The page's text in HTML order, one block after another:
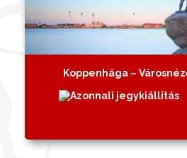
Koppenhága –